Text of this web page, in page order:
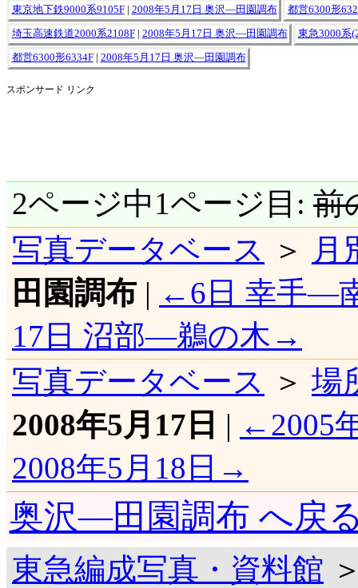
東京地下鉄9000系9105F| 2008年5月17日 奥沢―田園調布 都営6300形
埼玉高速鉄道2000系2108F| 2008年5月17日 奥沢―田園調布 東急3000系
都営6300形6334F| 2008年5月17日 奥沢―田園調布
スポンサード リンク
2ページ中1ページ目: 前
写真データベース
＞
月
田園調布| ←6日 幸手―
17日 沼部―鵜の木→
写真データベース
＞ 場
2008年5月17日 | ←2005
2008年5月18日→
奥沢―田園調布 へ戻
東急編成写真・資料館